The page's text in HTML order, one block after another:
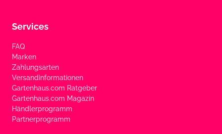
Services
FAQ
Marken
Zahlungsarten
Versandinformationen
Gartenhaus.com Ratgeber
Gartenhaus.com Magazin
Händlerprogramm
Partnerprogramm